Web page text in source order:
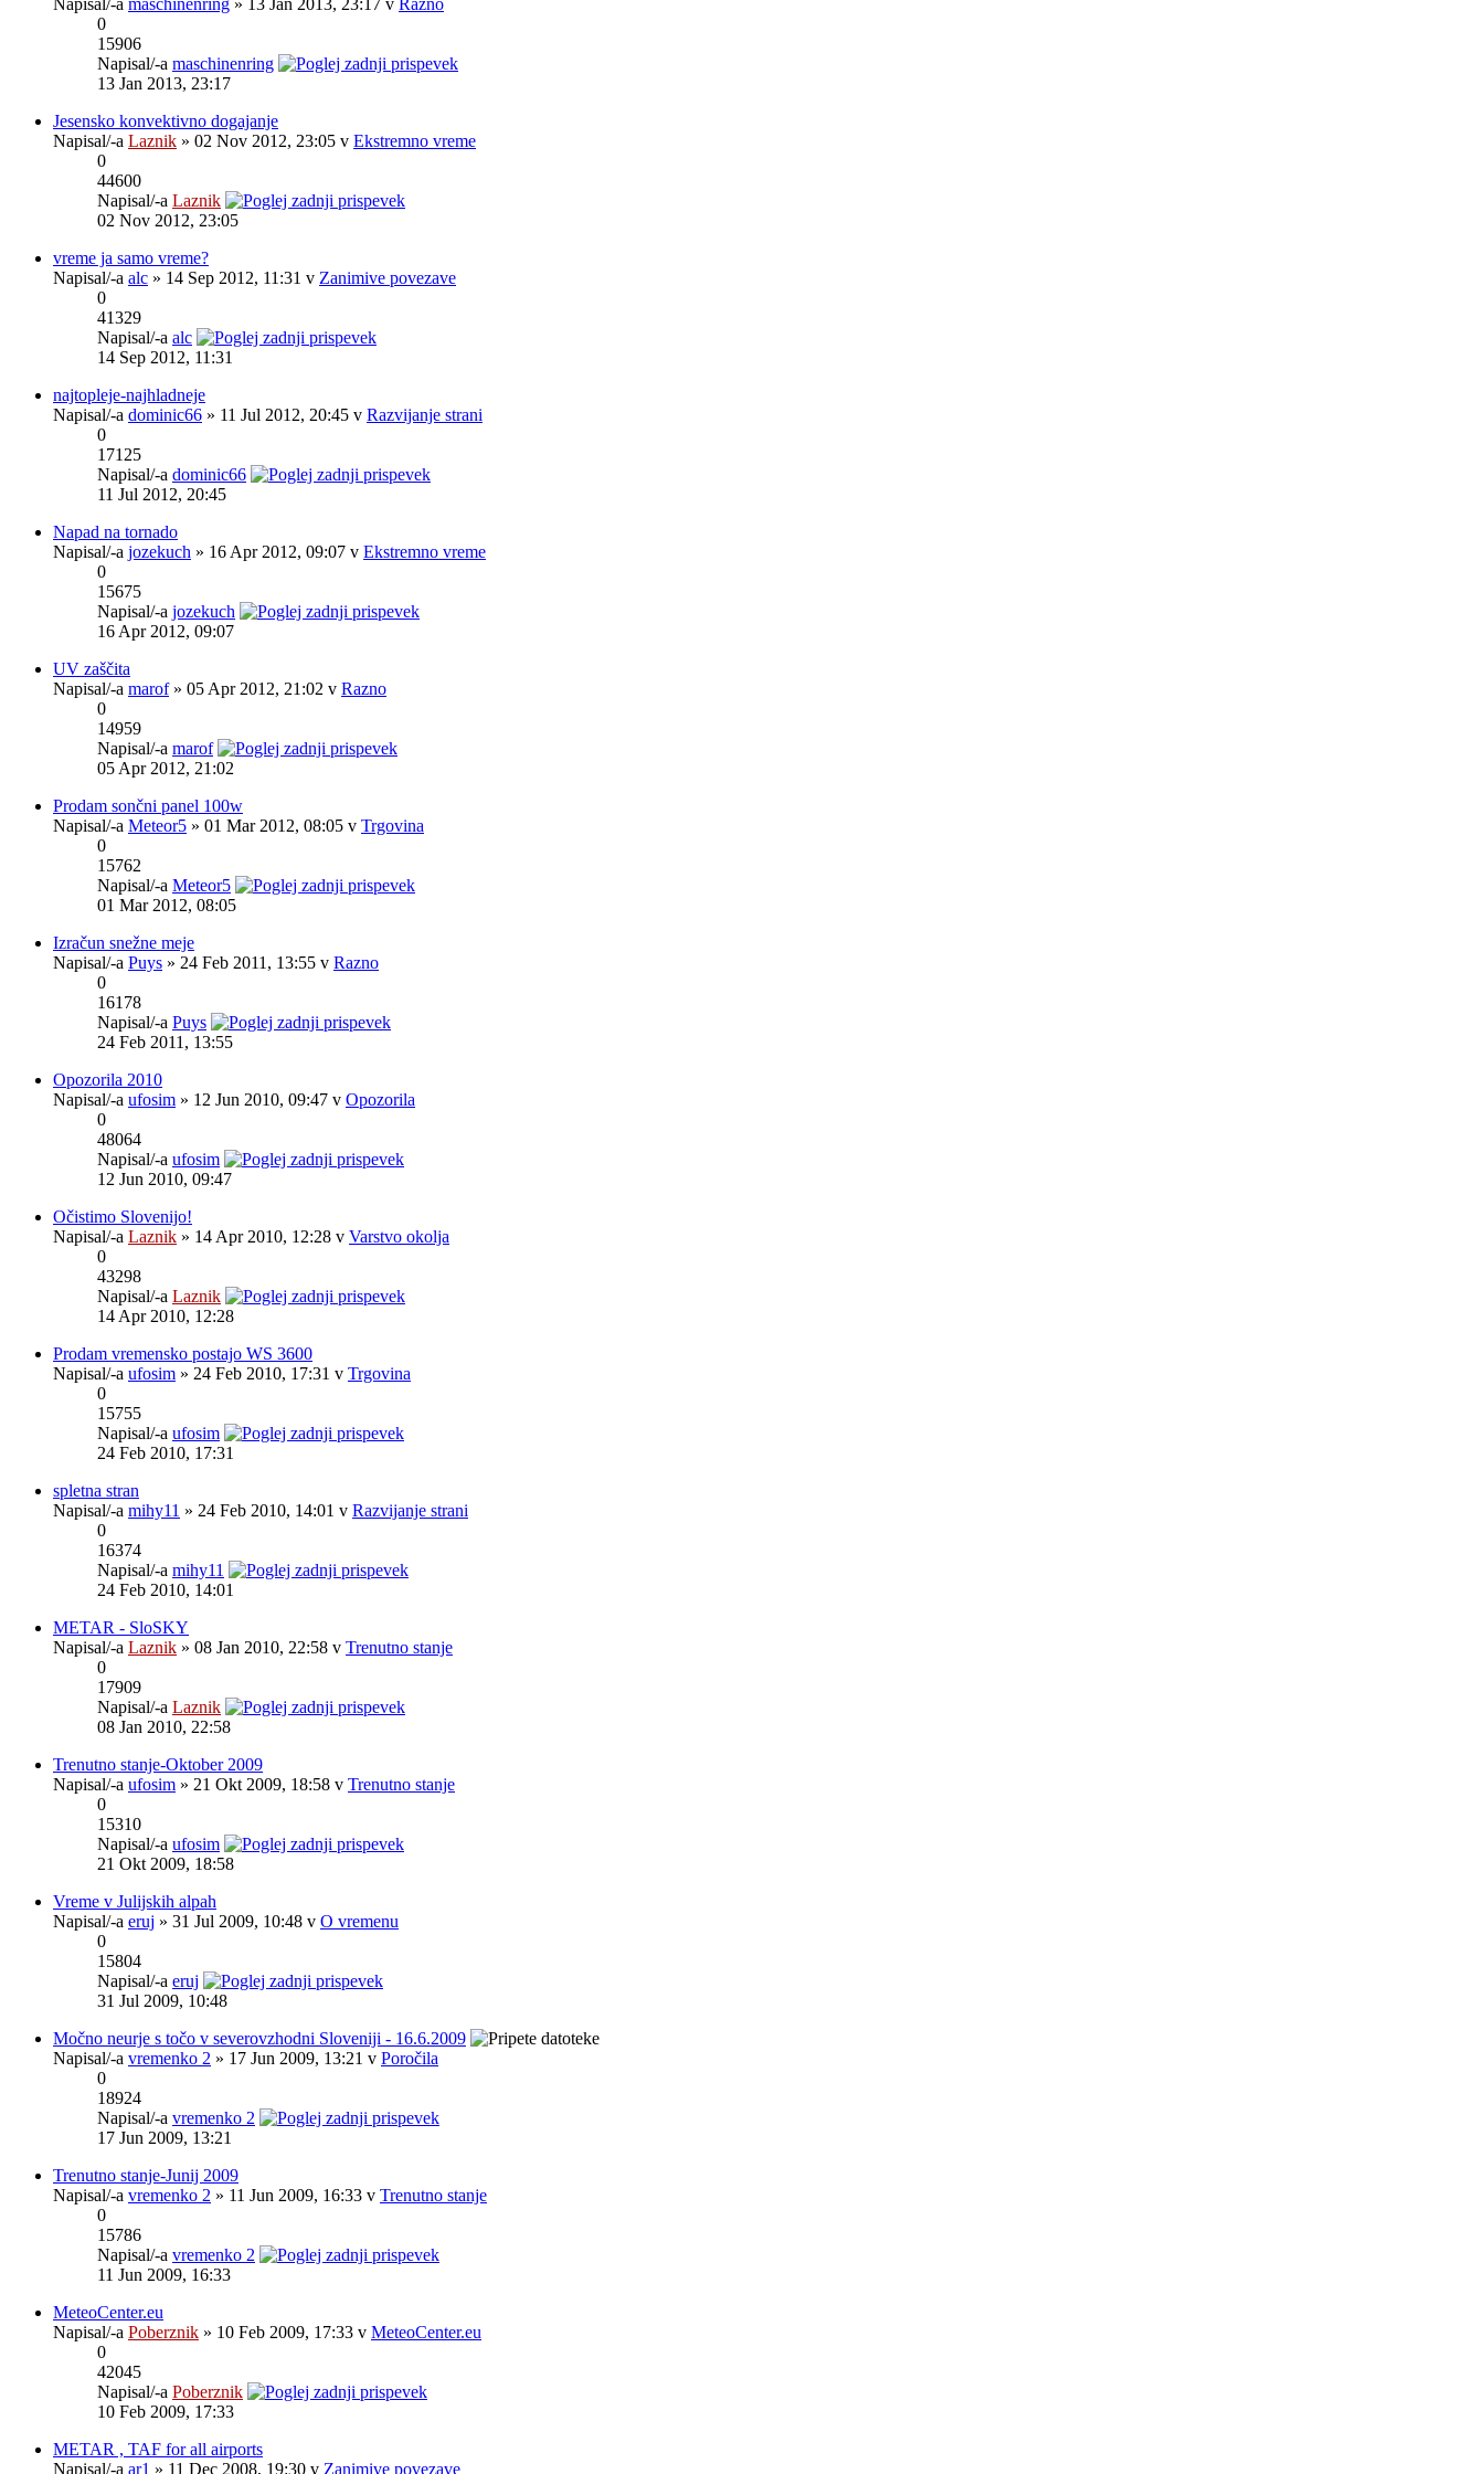
Napisal/-a maschinenring » 13 Jan 2013, 23:17 v Razno
0
15906
Napisal/-a maschinenring
13 Jan 2013, 23:17
Jesensko konvektivno dogajanje
Napisal/-a Laznik » 02 Nov 2012, 23:05 v Ekstremno vreme
0
44600
Napisal/-a Laznik
02 Nov 2012, 23:05
vreme ja samo vreme?
Napisal/-a alc » 14 Sep 2012, 11:31 v Zanimive povezave
0
41329
Napisal/-a alc
14 Sep 2012, 11:31
najtopleje-najhladneje
Napisal/-a dominic66 » 11 Jul 2012, 20:45 v Razvijanje strani
0
17125
Napisal/-a dominic66
11 Jul 2012, 20:45
Napad na tornado
Napisal/-a jozekuch » 16 Apr 2012, 09:07 v Ekstremno vreme
0
15675
Napisal/-a jozekuch
16 Apr 2012, 09:07
UV zaščita
Napisal/-a marof» 05 Apr 2012, 21:02 v Razno
0
14959
Napisal/-a marof
05 Apr 2012, 21:02
Prodam sončni panel 100w
Napisal/-a Meteor5 » 01 Mar 2012, 08:05 v Trgovina
0
15762
Napisal/-a Meteor5
01 Mar 2012, 08:05
Izračun snežne meje
Napisal/-a Puys » 24 Feb 2011, 13:55 v Razno
0
16178
Napisal/-a Puys
24 Feb 2011, 13:55
Opozorila 2010
Napisal/-a ufosim » 12 Jun 2010, 09:47 v Opozorila
0
48064
Napisal/-a ufosim
12 Jun 2010, 09:47
Očistimo Slovenijo!
Napisal/-a Laznik » 14 Apr 2010, 12:28 v Varstvo okolja
0
43298
Napisal/-a Laznik
14 Apr 2010, 12:28
Prodam vremensko postajo WS 3600
Napisal/-a ufosim » 24 Feb 2010, 17:31 v Trgovina
0
15755
Napisal/-a ufosim
24 Feb 2010, 17:31
spletna stran
Napisal/-a mihy11 » 24 Feb 2010, 14:01 v Razvijanje strani
0
16374
Napisal/-a mihy11
24 Feb 2010, 14:01
METAR - SloSKY
Napisal/-a Laznik » 08 Jan 2010, 22:58 v Trenutno stanje
0
17909
Napisal/-a Laznik
08 Jan 2010, 22:58
Trenutno stanje-Oktober 2009
Napisal/-a ufosim » 21 Okt 2009, 18:58 v Trenutno stanje
0
15310
Napisal/-a ufosim
21 Okt 2009, 18:58
Vreme v Julijskih alpah
Napisal/-a eruj » 31 Jul 2009, 10:48 v O vremenu
0
15804
Napisal/-a eruj
31 Jul 2009, 10:48
Močno neurje s točo v severovzhodni Sloveniji - 16.6.2009
Napisal/-a vremenko 2 » 17 Jun 2009, 13:21 v Poročila
0
18924
Napisal/-a vremenko 2
17 Jun 2009, 13:21
Trenutno stanje-Junij 2009
Napisal/-a vremenko 2 » 11 Jun 2009, 16:33 v Trenutno stanje
0
15786
Napisal/-a vremenko 2
11 Jun 2009, 16:33
MeteoCenter.eu
Napisal/-a Poberznik » 10 Feb 2009, 17:33 v MeteoCenter.eu
0
42045
Napisal/-a Poberznik
10 Feb 2009, 17:33
METAR , TAF for all airports
Napisal/-a ar1 » 11 Dec 2008, 19:30 v Zanimive povezave